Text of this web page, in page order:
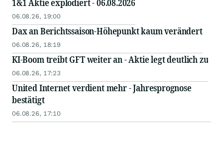
1&1 Aktie explodiert - 06.08.2026
06.08.26, 19:00
Dax an Berichtssaison-Höhepunkt kaum verändert
06.08.26, 18:19
KI-Boom treibt GFT weiter an - Aktie legt deutlich zu
06.08.26, 17:23
United Internet verdient mehr - Jahresprognose
bestätigt
06.08.26, 17:10